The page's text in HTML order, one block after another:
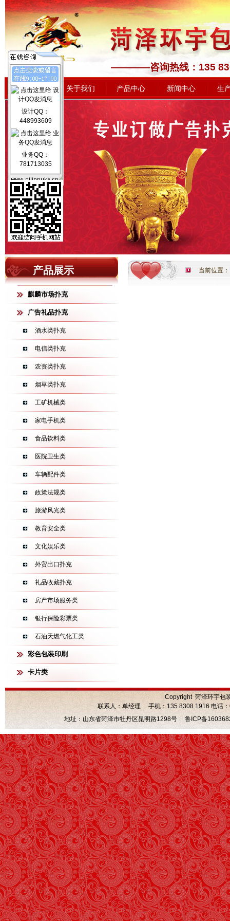
————咨询热线
网站首页 关于我们 产品中心 新闻中心 生
产品展示
麒麟市场扑克
广告礼品扑克
酒水类扑克
电信类扑克
农资类扑克
烟草类扑克
工矿机械类
家电手机类
食品饮料类
医院卫生类
车辆配件类
政策法规类
旅游风光类
教育安全类
文化娱乐类
外贸出口扑克
礼品收藏扑克
房产市场服务类
银行保险彩票类
石油天燃气化工类
彩色包装印刷
卡片类
当前位置：
Copyright 菏泽环宇包
联系人：单经理 手机：135 8308 1916 电话
地址：山东省菏泽市牡丹区昆明路1298号 鲁ICP备
设计QQ：
448993609
业务QQ：
781713035